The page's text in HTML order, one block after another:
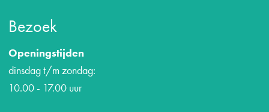
Bezoek
Openingstijden
dinsdag t/m zondag:
10.00 - 17.00 uur